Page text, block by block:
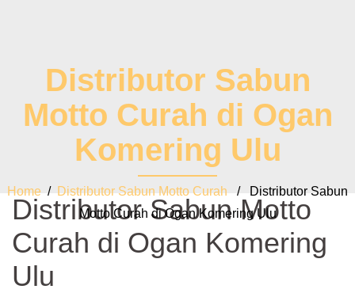
Distributor Sabun
Motto Curah di Ogan
Komering Ulu
Home / Distributor Sabun Motto Curah / Distributor Sabun
Motto Curah di Ogan Komering Ulu
Distributor Sabun Motto
Curah di Ogan Komering
Ulu